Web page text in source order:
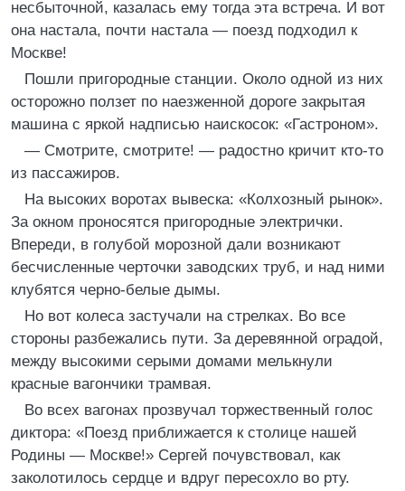
несбыточной, казалась ему тогда эта встреча. И вот
она настала, почти настала — поезд подходил к
Москве!
Пошли пригородные станции. Около одной из них
осторожно ползет по наезженной дороге закрытая
машина с яркой надписью наискосок: «Гастроном».
— Смотрите, смотрите! — радостно кричит кто-то
из пассажиров.
На высоких воротах вывеска: «Колхозный рынок».
За окном проносятся пригородные электрички.
Впереди, в голубой морозной дали возникают
бесчисленные черточки заводских труб, и над ними
клубятся черно-белые дымы.
Но вот колеса застучали на стрелках. Во все
стороны разбежались пути. За деревянной оградой,
между высокими серыми домами мелькнули
красные вагончики трамвая.
Во всех вагонах прозвучал торжественный голос
диктора: «Поезд приближается к столице нашей
Родины — Москве!» Сергей почувствовал, как
заколотилось сердце и вдруг пересохло во рту.